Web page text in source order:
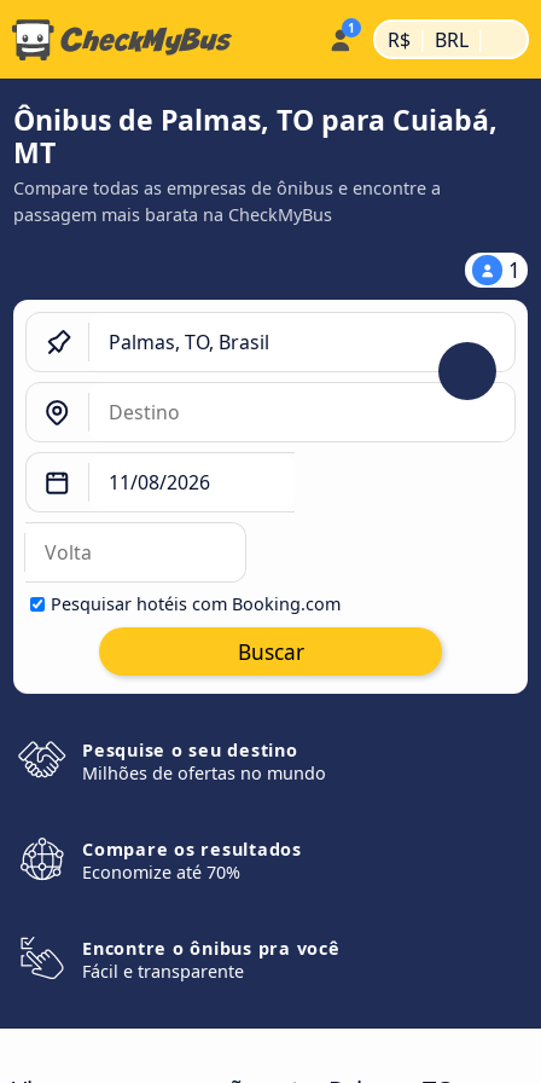
R$ | BRL |
Ônibus de Palmas, TO para Cuiabá,
MT
Compare todas as empresas de ônibus e encontre a
passagem mais barata na CheckMyBus
1
Pesquisar hotéis com Booking.com
Buscar
Pesquise o seu destino
Milhões de ofertas no mundo
Compare os resultados
Economize até 70%
Encontre o ônibus pra você
Fácil e transparente